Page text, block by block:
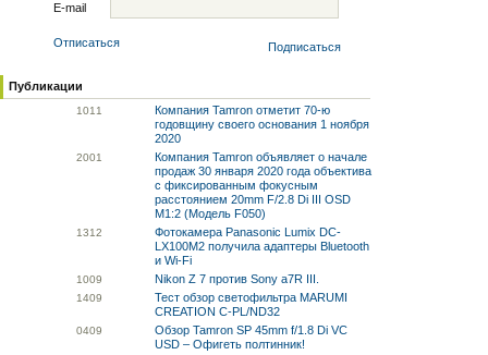
E-mail
Отписаться Подписаться
Публикации
1011
Компания Tamron отметит 70-ю
годовщину своего основания 1 ноября
2020
2001
Компания Tamron объявляет о начале
продаж 30 января 2020 года объектива
с фиксированным фокусным
расстоянием 20mm F/2.8 Di III OSD
M1:2 (Модель F050)
1312
Фотокамера Panasonic Lumix DC-
LX100M2 получила адаптеры Bluetooth
и Wi-Fi
1009 Nikon Z 7 против Sony a7R III.
1409
Тест обзор светофильтра MARUMI
CREATION C-PL/ND32
0409
Обзор Tamron SP 45mm f/1.8 Di VC
USD – Офигеть полтинник!